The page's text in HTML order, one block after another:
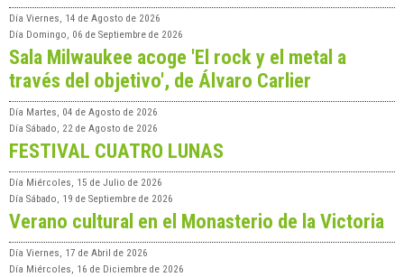
Día Viernes, 14 de Agosto de 2026
Día Domingo, 06 de Septiembre de 2026
Sala Milwaukee acoge 'El rock y el metal a
través del objetivo', de Álvaro Carlier
Día Martes, 04 de Agosto de 2026
Día Sábado, 22 de Agosto de 2026
FESTIVAL CUATRO LUNAS
Día Miércoles, 15 de Julio de 2026
Día Sábado, 19 de Septiembre de 2026
Verano cultural en el Monasterio de la Victoria
Día Viernes, 17 de Abril de 2026
Día Miércoles, 16 de Diciembre de 2026